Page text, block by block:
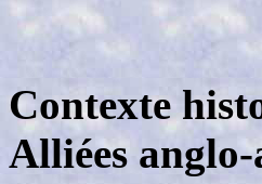
Contexte
Alliées